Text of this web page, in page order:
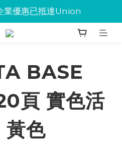
業優惠已抵達Union
業優惠已抵達Union
迎大量下單
BASE
頁 實色活
黃色